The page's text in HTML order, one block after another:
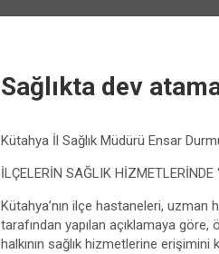
Sağlıkta dev
Kütahya İl Sağlık Müdürü Ensar
İLÇELERİN SAĞLIK HİZMETLERİNDE
Kütahya’nın ilçe hastaneleri, uzman
tarafından yapılan açıklamaya
halkının sağlık hizmetlerine